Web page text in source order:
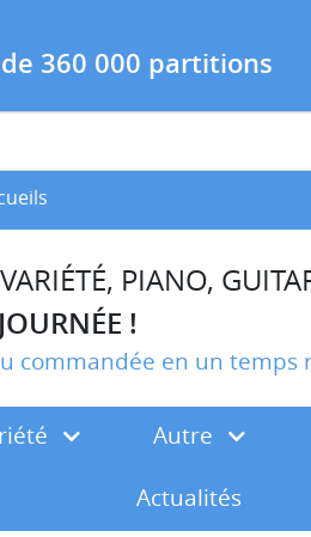
360 000 partitions
PIANO,
!
commandée en un temps
Autre
Actualités